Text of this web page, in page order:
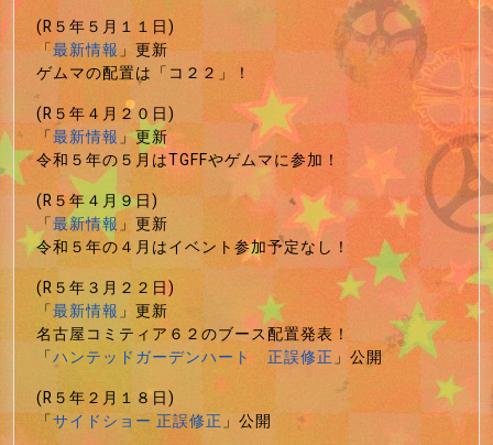
(R５年５月１１日)
「最新情報」更新
ゲムマの配置は「コ２２」！
(R５年４月２０日)
「最新情報」更新
令和５年の５月はTGFFやゲムマに参加！
(R５年４月９日)
「最新情報」更新
令和５年の４月はイベント参加予定なし！
(R５年３月２２日)
「最新情報」更新
名古屋コミティア６２のブース配置発表！
「ハンテッドガーデンハート 正誤修正」公開
(R５年２月１８日)
「サイドショー 正誤修正」公開